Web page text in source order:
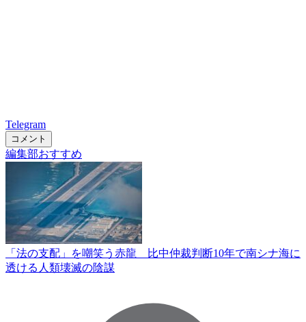
Telegram
コメント
編集部おすすめ
「法の支配」を嘲笑う赤龍 比中仲裁判断10年で南シナ海に
透ける人類壊滅の陰謀